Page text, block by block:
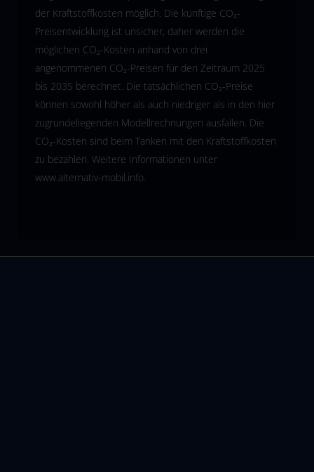
der Kraftstoffkosten möglich. Die künftige CO₂-
Preisentwicklung ist unsicher, daher werden die
möglichen CO₂-Kosten anhand von drei
angenommenen CO₂-Preisen für den Zeitraum 2025
bis 2035 berechnet. Die tatsächlichen CO₂-Preise
können sowohl höher als auch niedriger als in den hier
zugrundeliegenden Modellrechnungen ausfallen. Die
CO₂-Kosten sind beim Tanken mit den Kraftstoffkosten
zu bezahlen. Weitere Informationen unter
www.alternativ-mobil.info.